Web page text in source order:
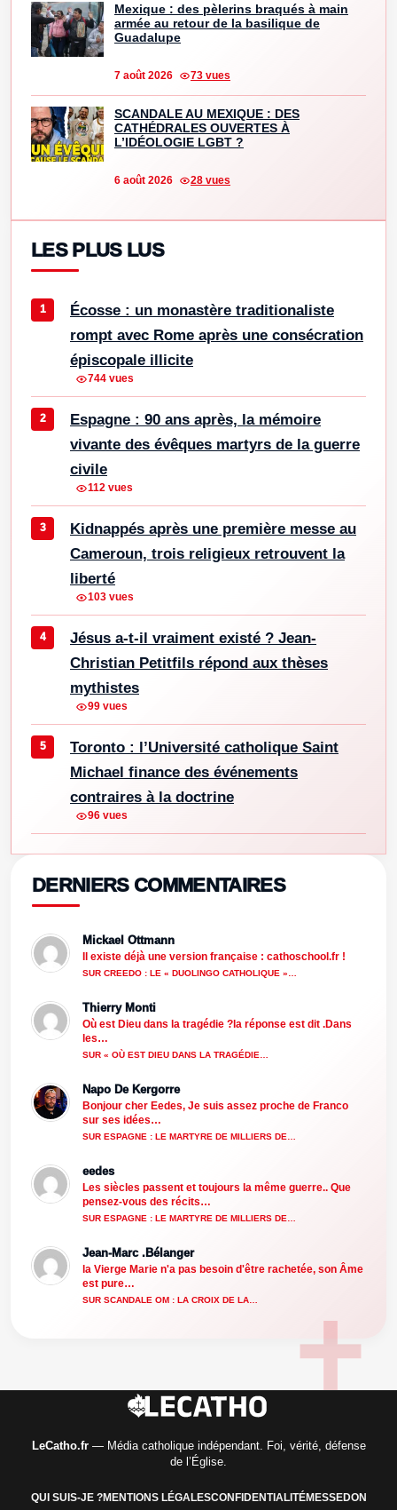
Mexique : des pèlerins braqués à main
armée au retour de la basilique de
Guadalupe
7 août 2026 73 vues
SCANDALE AU MEXIQUE : DES
CATHÉDRALES OUVERTES À
L’IDÉOLOGIE LGBT ?
6 août 2026 28 vues
LES PLUS LUS
Écosse : un monastère traditionaliste
rompt avec Rome après une consécration
épiscopale illicite
744 vues
Espagne : 90 ans après, la mémoire
vivante des évêques martyrs de la guerre
civile
112 vues
Kidnappés après une première messe au
Cameroun, trois religieux retrouvent la
liberté
103 vues
Jésus a-t-il vraiment existé ? Jean-
Christian Petitfils répond aux thèses
mythistes
99 vues
Toronto : l’Université catholique Saint
Michael finance des événements
contraires à la doctrine
96 vues
DERNIERS COMMENTAIRES
Mickael Ottmann
Il existe déjà une version française : cathoschool.fr !
SUR CREEDO : LE « DUOLINGO CATHOLIQUE »…
Thierry Monti
Où est Dieu dans la tragédie ?la réponse est dit .Dans
les…
SUR « OÙ EST DIEU DANS LA TRAGÉDIE…
Napo De Kergorre
Bonjour cher Eedes, Je suis assez proche de Franco
sur ses idées…
SUR ESPAGNE : LE MARTYRE DE MILLIERS DE…
eedes
Les siècles passent et toujours la même guerre.. Que
pensez-vous des récits…
SUR ESPAGNE : LE MARTYRE DE MILLIERS DE…
Jean-Marc .Bélanger
la Vierge Marie n'a pas besoin d'être rachetée, son Âme
est pure…
SUR SCANDALE OM : LA CROIX DE LA…
LeCatho.fr— Média catholique indépendant. Foi, vérité, défense
de l’Église.
QUI SUIS-JE ?MENTIONS LÉGALESCONFIDENTIALITÉMESSEDON